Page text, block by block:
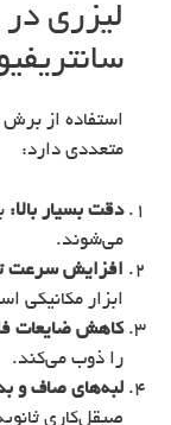
لیزری
استفاده از
متعددی دارد:
دقت بسیار بالا:
می‌شوند.
افزایش سرعت
ابزار مکانیکی
کاهش ضایعات
را ذوب می‌کند.
لبه‌های صاف و
صیقل‌کاری